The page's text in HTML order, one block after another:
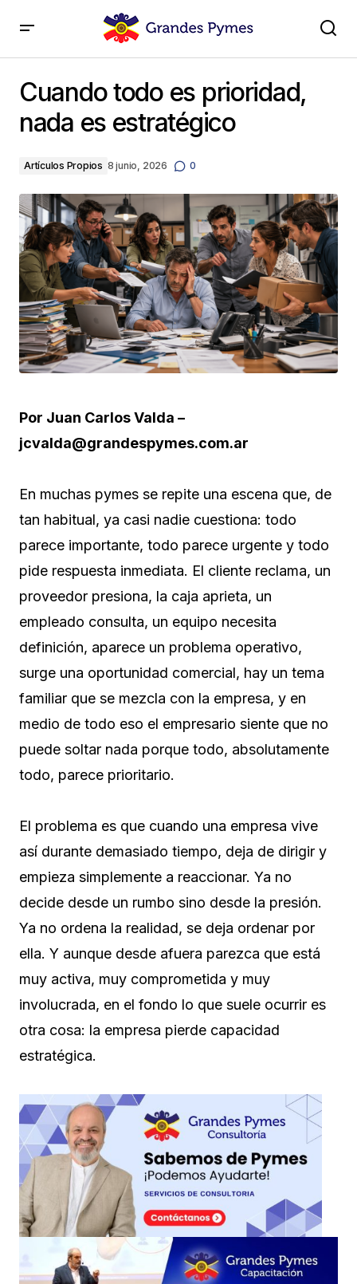
Cuando todo es prioridad,
nada es estratégico
Artículos Propios 8 junio, 2026 0
Por Juan Carlos Valda –
jcvalda@grandespymes.com.ar
En muchas pymes se repite una escena que, de
tan habitual, ya casi nadie cuestiona: todo
parece importante, todo parece urgente y todo
pide respuesta inmediata. El cliente reclama, un
proveedor presiona, la caja aprieta, un
empleado consulta, un equipo necesita
definición, aparece un problema operativo,
surge una oportunidad comercial, hay un tema
familiar que se mezcla con la empresa, y en
medio de todo eso el empresario siente que no
puede soltar nada porque todo, absolutamente
todo, parece prioritario.
El problema es que cuando una empresa vive
así durante demasiado tiempo, deja de dirigir y
empieza simplemente a reaccionar. Ya no
decide desde un rumbo sino desde la presión.
Ya no ordena la realidad, se deja ordenar por
ella. Y aunque desde afuera parezca que está
muy activa, muy comprometida y muy
involucrada, en el fondo lo que suele ocurrir es
otra cosa: la empresa pierde capacidad
estratégica.